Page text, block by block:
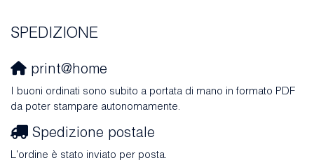
SPEDIZIONE
print@home
I buoni ordinati sono subito a portata di mano in formato PDF
da poter stampare autonomamente.
Spedizione postale
L'ordine è stato inviato per posta.